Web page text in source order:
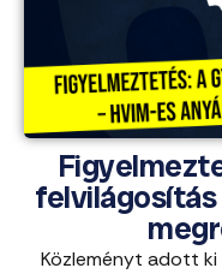
Közleményt adott ki